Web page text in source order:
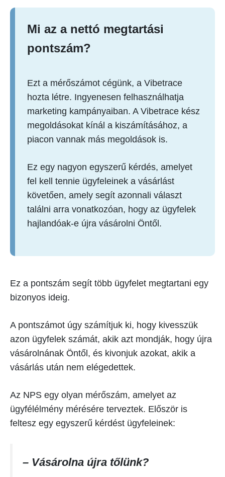
Mi az a nettó megtartási
pontszám?
Ezt a mérőszámot cégünk, a Vibetrace
hozta létre. Ingyenesen felhasználhatja
marketing kampányaiban. A Vibetrace kész
megoldásokat kínál a kiszámításához, a
piacon vannak más megoldások is.
Ez egy nagyon egyszerű kérdés, amelyet
fel kell tennie ügyfeleinek a vásárlást
követően, amely segít azonnali választ
találni arra vonatkozóan, hogy az ügyfelek
hajlandóak-e újra vásárolni Öntől.
Ez a pontszám segít több ügyfelet megtartani egy
bizonyos ideig.
A pontszámot úgy számítjuk ki, hogy kivesszük
azon ügyfelek számát, akik azt mondják, hogy újra
vásárolnának Öntől, és kivonjuk azokat, akik a
vásárlás után nem elégedettek.
Az NPS egy olyan mérőszám, amelyet az
ügyfélélmény mérésére terveztek. Először is
feltesz egy egyszerű kérdést ügyfeleinek:
– Vásárolna újra tőlünk?